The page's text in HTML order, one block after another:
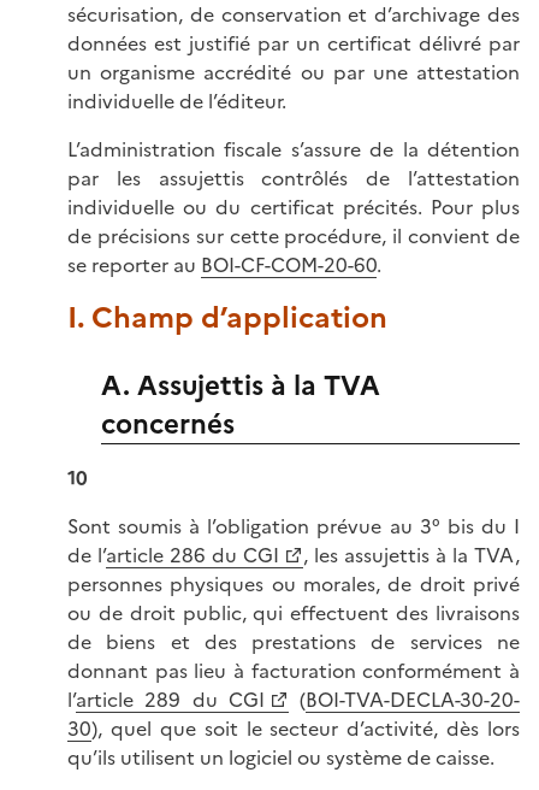
sécurisation, de conservation et d’archivage des
données est justifié par un certificat délivré par
un organisme accrédité ou par une attestation
individuelle de l’éditeur.
L’administration fiscale s’assure de la détention
par les assujettis contrôlés de l’attestation
individuelle ou du certificat précités. Pour plus
de précisions sur cette procédure, il convient de
se reporter au BOI-CF-COM-20-60.
I. Champ d’application
A. Assujettis à la TVA
concernés
10
Sont soumis à l’obligation prévue au 3° bis du I
de l’article 286 du CGI
, les assujettis à la TVA,
personnes physiques ou morales, de droit privé
ou de droit public, qui effectuent des livraisons
de biens et des prestations de services ne
donnant pas lieu à facturation conformément à
l’article 289 du CGI (BOI-TVA-DECLA-30-20-
30), quel que soit le secteur d’activité, dès lors
qu’ils utilisent un logiciel ou système de caisse.